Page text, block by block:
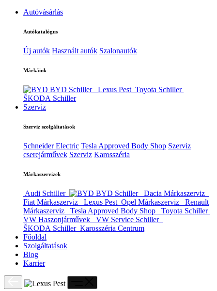
Autóvásárlás
Autókatalógus
Új autók Használt autók Szalonautók
Márkáink
BYD Schiller Lexus Pest Toyota Schiller
ŠKODA Schiller
Szerviz
Szerviz szolgáltatások
Schneider Electric Tesla Approved Body Shop Szerviz
cserejárművek Szerviz Karosszéria
Márkaszervizek
Audi Schiller BYD Schiller
Dacia Márkaszerviz
Fiat Márkaszerviz
Lexus Pest Opel Márkaszerviz
Renault
Márkaszerviz
Tesla Approved Body Shop
Toyota Schiller
VW Haszonjárművek
VW Service Schiller
ŠKODA Schiller Karosszéria Centrum
Főoldal
Szolgáltatások
Blog
Karrier